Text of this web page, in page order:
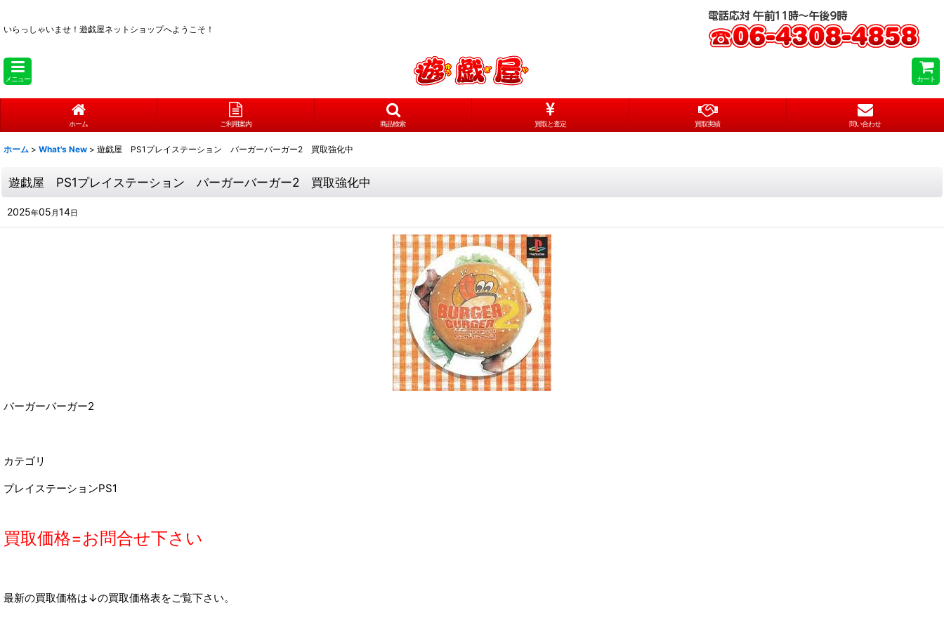
いらっしゃいませ！ 遊戯屋ネットショップへようこそ！
メニュー カート
ホーム ご利用案内 商品検索 買取と査定 買取実績 問い合わせ
ホーム > What's New > 遊戯屋 PS1プレイステーション バーガーバーガー2 買取強化中
遊戯屋 PS1プレイステーション バーガーバーガー2 買取強化中
2025年05 月14日
バーガーバーガー2
カテゴリ
プレイステーションPS1
買取価格=お問合せ下さい
最新の買取価格は↓の買取価格表をご覧下さい。